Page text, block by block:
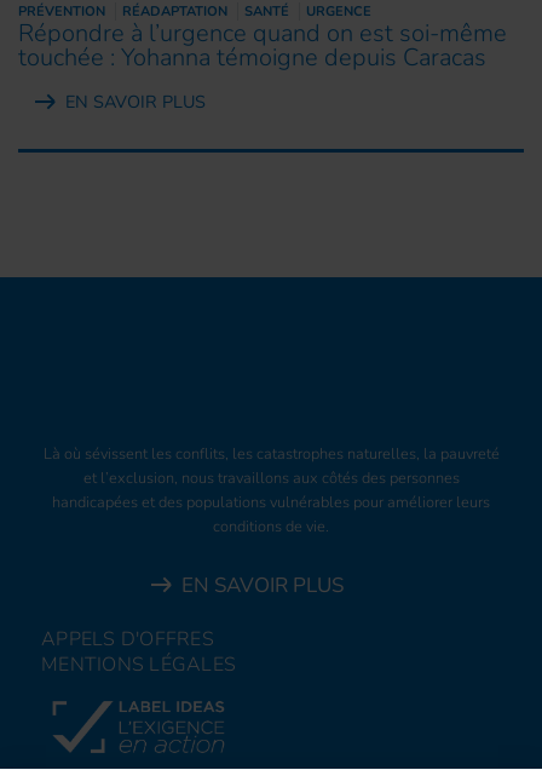
PRÉVENTION RÉADAPTATION SANTÉ URGENCE
Répondre à l’urgence quand on est soi-même
touchée : Yohanna témoigne depuis Caracas
EN SAVOIR PLUS
Là où sévissent les conflits, les catastrophes naturelles, la pauvreté
et l’exclusion, nous travaillons aux côtés des personnes
handicapées et des populations vulnérables pour améliorer leurs
conditions de vie.
EN SAVOIR PLUS
APPELS D'OFFRES
MENTIONS LÉGALES